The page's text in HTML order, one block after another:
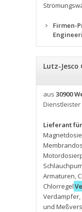
Firmen-
Lutz-Jesco
aus 30900
Dienstleister
Lieferant
Armaturen,
Chlorregel
Verdampfer,
und